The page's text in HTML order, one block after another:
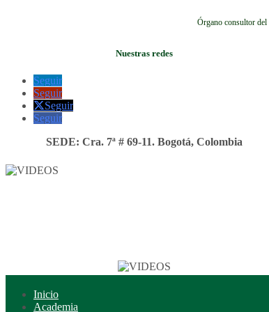
Órgano consultor
Nuestras redes
Seguir
Seguir
Seguir
Seguir
SEDE: Cra. 7ª # 69-11. Bogotá, Colombia
Inicio
Academia